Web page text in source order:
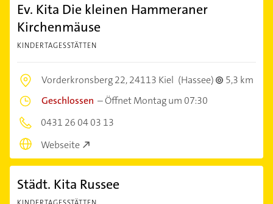
Ev. Kita Die kleinen Hammeraner
Kirchenmäuse
KINDERTAGESSTÄTTEN
Vorderkronsberg 22,24113 Kiel (Hassee)
5,3 km
Geschlossen –Öffnet Montag um 07:30
0431 26 04 03 13
Webseite
Städt. Kita Russee